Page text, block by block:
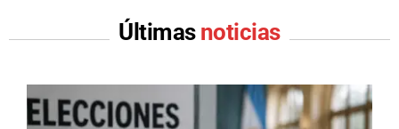
Últimas noticias